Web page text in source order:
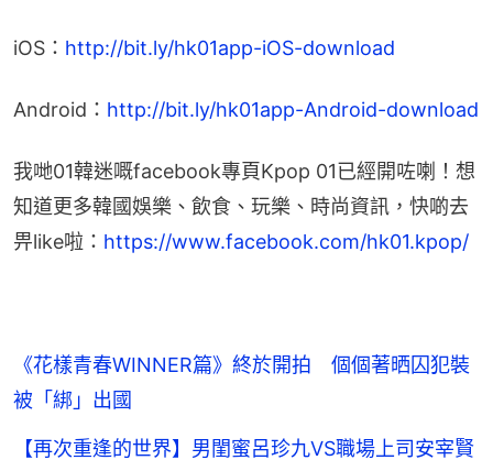
iOS： http://bit.ly/hk01app-iOS-download
Android： http://bit.ly/hk01app-Android-download
我哋01韓迷嘅facebook專頁Kpop 01已經開咗喇！想
知道更多韓國娛樂、飲食、玩樂、時尚資訊，快啲去
畀like啦： https://www.facebook.com/hk01.kpop/
《花樣青春WINNER篇》終於開拍 個個著晒囚犯裝
被「綁」出國
【再次重逢的世界】男閨蜜呂珍九VS職場上司安宰賢